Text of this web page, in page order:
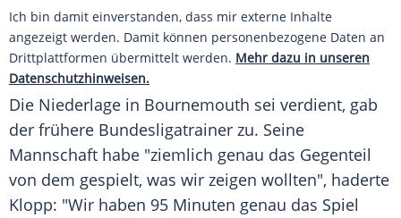
Ich bin damit einverstanden, dass mir externe Inhalte
angezeigt werden. Damit können personenbezogene Daten an
Drittplattformen übermittelt werden. Mehr dazu in unseren
Datenschutzhinweisen.
Die Niederlage in Bournemouth sei verdient, gab
der frühere Bundesligatrainer zu. Seine
Mannschaft habe "ziemlich genau das Gegenteil
von dem gespielt, was wir zeigen wollten", haderte
Klopp: "Wir haben 95 Minuten genau das Spiel